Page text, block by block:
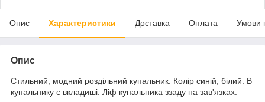
Опис Характеристики Доставка Оплата Умови
Опис
Стильний, модний роздільний купальник. Колір синій, білий. В
купальнику є вкладиші. Ліф купальника ззаду на зав'язках.